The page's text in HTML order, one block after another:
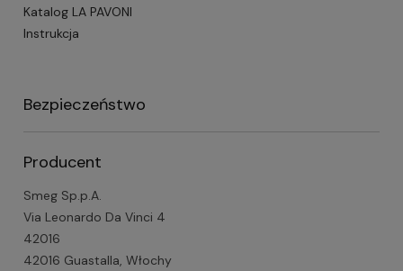
Katalog LA PAVONI
Instrukcja
Bezpieczeństwo
Producent
Smeg Sp.p.A.
Via Leonardo Da Vinci 4
42016
42016 Guastalla, Włochy